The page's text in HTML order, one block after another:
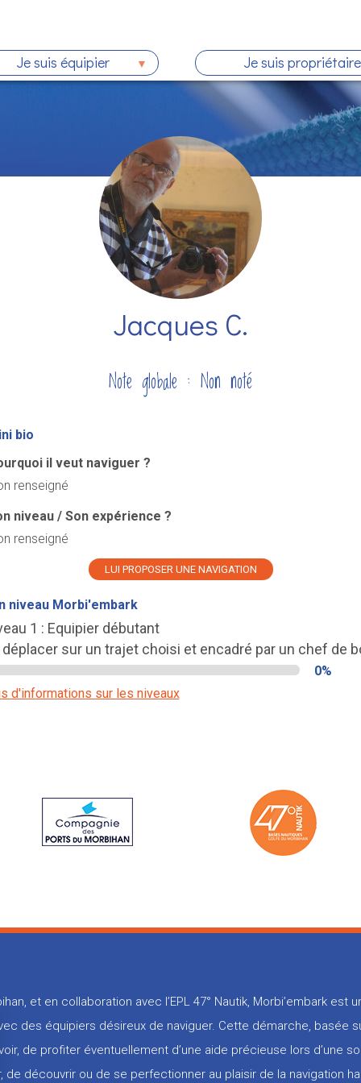
Je suis équipier Je suis propriétaire
Jacques C.
Note globale : Non noté
bio
il veut naviguer ?
renseigné
niveau / Son expérience ?
renseigné
LUI PROPOSER UNE NAVIGATION
niveau Morbi'embark
1 : Equipier débutant
déplacer sur un trajet choisi et encadré par un chef de
0%
d'informations sur les niveaux
et en collaboration avec l’EPL 47° Nautik, Morbi’embark
des équipiers désireux de naviguer. Cette démarche, basée
de profiter éventuellement d’une aide précieuse lors d’une
de découvrir ou de se perfectionner au plaisir de la navigation